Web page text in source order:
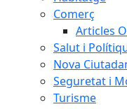
Comerç
Articles
Salut i
Nova
Seguretat i
Turisme